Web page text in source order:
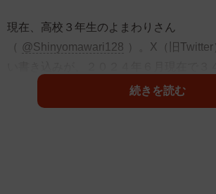
現在、高校３年生のよまわりさん
（ @Shinyomawari128 ）。X（旧
付く注目を集めました。続きを読む